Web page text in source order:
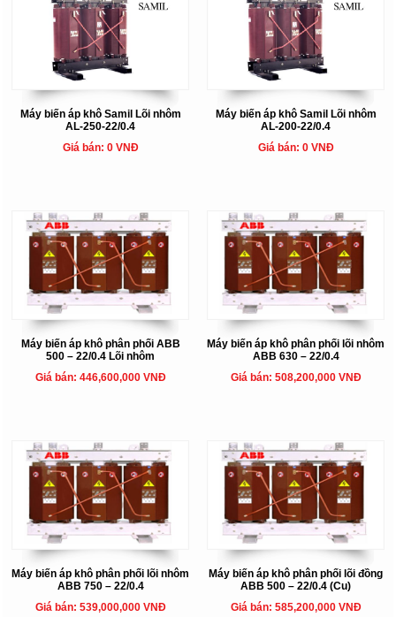
Máy biến áp khô Samil Lõi nhôm
AL-250-22/0.4
Giá bán: 0 VNĐ
Máy biến áp khô Samil Lõi nhôm
AL-200-22/0.4
Giá bán: 0 VNĐ
Máy biến áp khô phân phối ABB
500 – 22/0.4 Lõi nhôm
Giá bán: 446,600,000 VNĐ
Máy biến áp khô phân phối lõi nhôm
ABB 630 – 22/0.4
Giá bán: 508,200,000 VNĐ
Máy biến áp khô phân phối lõi nhôm
ABB 750 – 22/0.4
Giá bán: 539,000,000 VNĐ
Máy biến áp khô phân phối lõi đồng
ABB 500 – 22/0.4 (Cu)
Giá bán: 585,200,000 VNĐ